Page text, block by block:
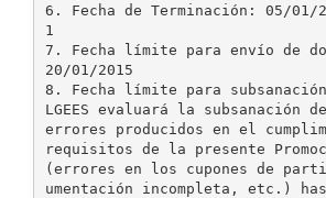
6. Fecha de Terminación: 05/01/
1
7. Fecha límite para envío de
20/01/2015
8. Fecha límite para
LGEES evaluará la subsanación de
errores producidos en el
requisitos de la presente
(errores en los cupones de
umentación incompleta, etc.)